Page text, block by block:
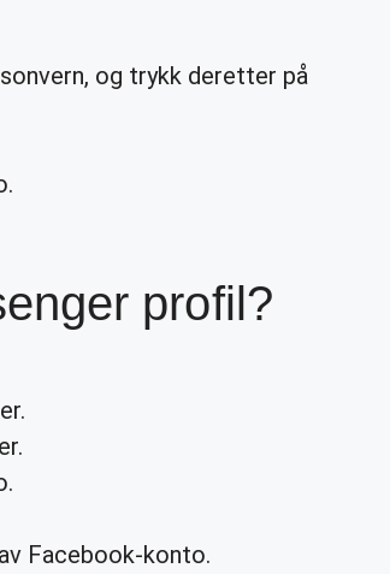
og trykk deretter på
profil?
Facebook-konto.